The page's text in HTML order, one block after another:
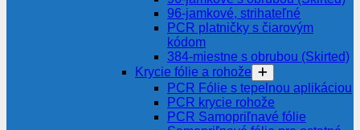
96-jamkové, strihateľné
PCR platničky s čiarovým
kódom
384-miestne s obrubou (Skirted)
Krycie fólie a rohože
PCR Fólie s tepelnou aplikáciou
PCR krycie rohože
PCR Samopriľnavé fólie